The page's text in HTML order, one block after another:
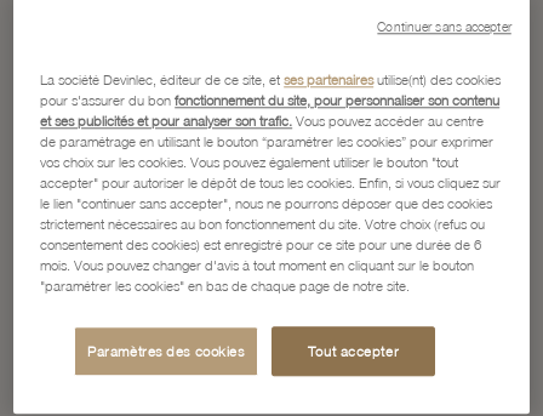
La société Devinlec, éditeur de ce site, etses partenairesutilise(nt) des cookies
pour s'assurer du bonfonctionnement du site, pour personnaliser son contenu
et ses publicités et pour analyser son trafic. Vous pouvez accéder au centre
de paramétrage en utilisant le bouton “paramétrer les cookies” pour exprimer
vos choix sur les cookies. Vous pouvez également utiliser le bouton "tout
accepter" pour autoriser le dépôt de tous les cookies. Enfin, si vous cliquez sur
le lien "continuer sans accepter", nous ne pourrons déposer que des cookies
strictement nécessaires au bon fonctionnement du site. Votre choix (refus ou
consentement des cookies) est enregistré pour ce site pour une durée de 6
mois. Vous pouvez changer d'avis à tout moment en cliquant sur le bouton
"paramétrer les cookies" en bas de chaque page de notre site.
Paramètres des cookies Tout accepter
Continuer sans accepter